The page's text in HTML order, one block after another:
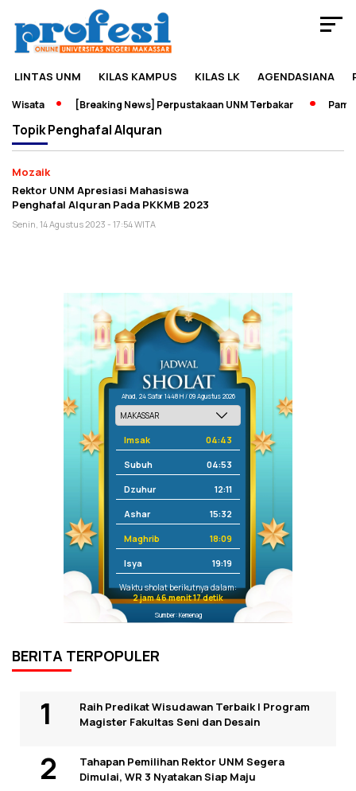
LINTAS UNM KILAS KAMPUS KILAS LK AGENDASIANA
Wisata [Breaking News] Perpustakaan UNM Terbakar
TopikPenghafal Alquran
Mozaik
Rektor UNM Apresiasi Mahasiswa
Penghafal Alquran Pada PKKMB 2023
Senin, 14 Agustus 2023 - 17:54 WITA
Ahad, 24 Safar 1448 H / 09 Agustus 2026
Imsak 04:43
Subuh 04:53
Dzuhur 12:11
Ashar 15:32
Maghrib 18:09
Isya 19:19
Waktu sholat berikutnya dalam:
2 jam 46 menit 17 detik
Sumber: Kemenag
BERITA TERPOPULER
Raih Predikat Wisudawan Terbaik I Program
Magister Fakultas Seni dan Desain
Tahapan Pemilihan Rektor UNM Segera
Dimulai, WR 3 Nyatakan Siap Maju